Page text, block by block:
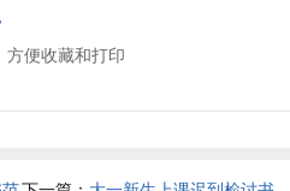
方便收藏和打印